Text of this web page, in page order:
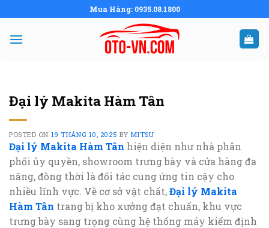
to
content
Mua Hàng: 0935.08.1800
Đại lý Makita Hàm Tân
POSTED ON 19 THÁNG 10, 2025 BY MITSU
Đại lý Makita Hàm Tân hiện diện như nhà phân
phối ủy quyền, showroom trưng bày và cửa hàng đa
năng, đồng thời là đối tác cung ứng tin cậy cho
nhiều lĩnh vực. Về cơ sở vật chất,Đại lý Makita
Hàm Tân trang bị kho xưởng đạt chuẩn, khu vực
trưng bày sang trọng cùng hệ thống máy kiểm định